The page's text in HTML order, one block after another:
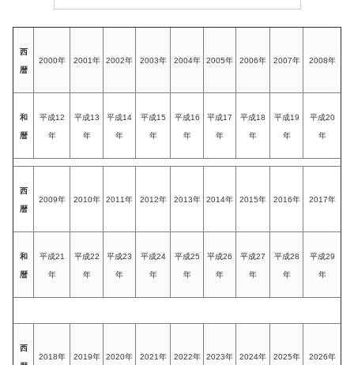
西
暦
2000年 2001年 2002年 2003年 2004年 2005年 2006年 2007年 2008年
和
暦
平成12
年
平成13
年
平成14
年
平成15
年
平成16
年
平成17
年
平成18
年
平成19
年
平成20
年
西
暦
2009年 2010年 2011年 2012年 2013年 2014年 2015年 2016年 2017年
和
暦
平成21
年
平成22
年
平成23
年
平成24
年
平成25
年
平成26
年
平成27
年
平成28
年
平成29
年
西
2018年 2019年 2020年 2021年 2022年 2023年 2024年 2025年 2026年